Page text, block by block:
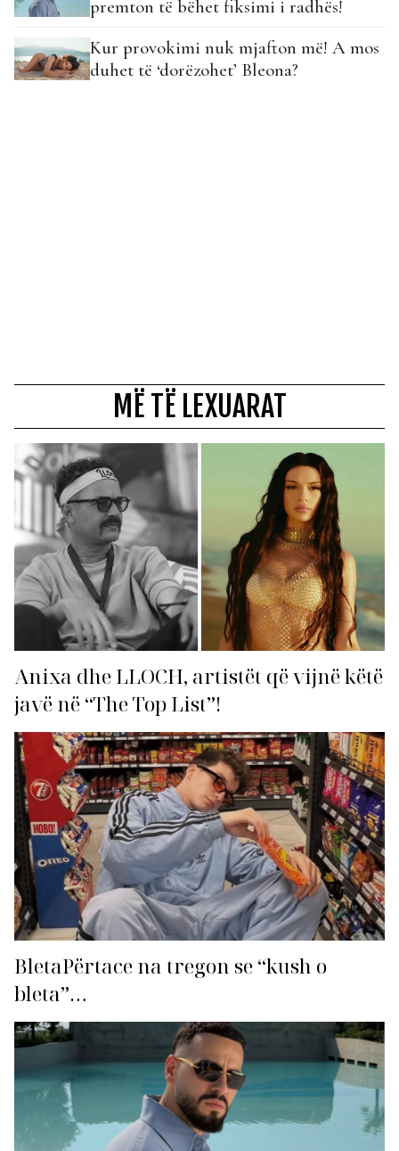
premton të bëhet fiksimi i radhës!
Kur provokimi nuk mjafton më! A mos
duhet të ‘dorëzohet’ Bleona?
MË TË LEXUARAT
Anixa dhe LLOCH, artistët që vijnë këtë
javë në “The Top List”!
BletaPërtace na tregon se “kush o
bleta”…